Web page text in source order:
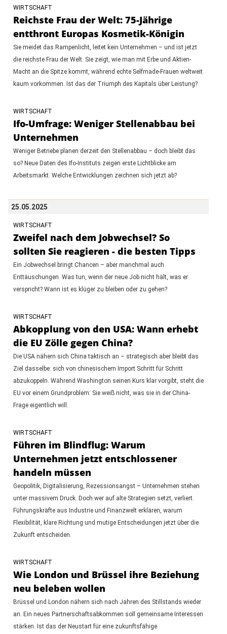
WIRTSCHAFT
Reichste Frau der Welt: 75-Jährige
entthront Europas Kosmetik-Königin
Sie meidet das Rampenlicht, leitet kein Unternehmen – und ist jetzt
die reichste Frau der Welt. Sie zeigt, wie man mit Erbe und Aktien-
Macht an die Spitze kommt, während echte Selfmade-Frauen weltweit
kaum vorkommen. Ist das der Triumph des Kapitals über Leistung?
WIRTSCHAFT
Ifo-Umfrage: Weniger Stellenabbau bei
Unternehmen
Weniger Betriebe planen derzeit den Stellenabbau – doch bleibt das
so? Neue Daten des Ifo-Instituts zeigen erste Lichtblicke am
Arbeitsmarkt. Welche Entwicklungen zeichnen sich jetzt ab?
25.05.2025
WIRTSCHAFT
Zweifel nach dem Jobwechsel? So
sollten Sie reagieren - die besten Tipps
Ein Jobwechsel bringt Chancen – aber manchmal auch
Enttäuschungen. Was tun, wenn der neue Job nicht hält, was er
verspricht? Wann ist es klüger zu bleiben oder zu gehen?
WIRTSCHAFT
Abkopplung von den USA: Wann erhebt
die EU Zölle gegen China?
Die USA nähern sich China taktisch an – strategisch aber bleibt das
Ziel dasselbe: sich von chinesischem Import Schritt für Schritt
abzukoppeln. Während Washington seinen Kurs klar vorgibt, steht die
EU vor einem Grundproblem: Sie weiß nicht, was sie in der China-
Frage eigentlich will.
WIRTSCHAFT
Führen im Blindflug: Warum
Unternehmen jetzt entschlossener
handeln müssen
Geopolitik, Digitalisierung, Rezessionsangst – Unternehmen stehen
unter massivem Druck. Doch wer auf alte Strategien setzt, verliert.
Führungskräfte aus Industrie und Finanzwelt erklären, warum
Flexibilität, klare Richtung und mutige Entscheidungen jetzt über die
Zukunft entscheiden.
WIRTSCHAFT
Wie London und Brüssel ihre Beziehung
neu beleben wollen
Brüssel und London nähern sich nach Jahren des Stillstands wieder
an. Ein neues Partnerschaftsabkommen soll gemeinsame Interessen
stärken. Ist das der Neustart für eine zukunftsfähige